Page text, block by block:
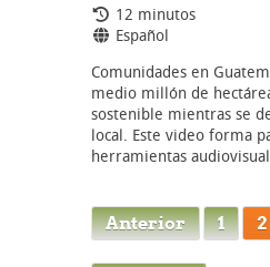
Tiempo de duración:
12 minutos
Idiomas:
Español
Comunidades en
medio millón de
sostenible mientras se
local. Este video forma
herramientas
Anterior 1 2